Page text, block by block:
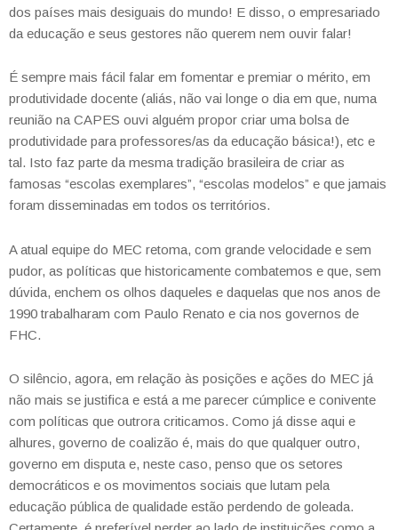
dos países mais desiguais do mundo! E disso, o empresariado
da educação e seus gestores não querem nem ouvir falar!
É sempre mais fácil falar em fomentar e premiar o mérito, em
produtividade docente (aliás, não vai longe o dia em que, numa
reunião na CAPES ouvi alguém propor criar uma bolsa de
produtividade para professores/as da educação básica!), etc e
tal. Isto faz parte da mesma tradição brasileira de criar as
famosas “escolas exemplares”, “escolas modelos” e que jamais
foram disseminadas em todos os territórios.
A atual equipe do MEC retoma, com grande velocidade e sem
pudor, as políticas que historicamente combatemos e que, sem
dúvida, enchem os olhos daqueles e daquelas que nos anos de
1990 trabalharam com Paulo Renato e cia nos governos de
FHC.
O silêncio, agora, em relação às posições e ações do MEC já
não mais se justifica e está a me parecer cúmplice e conivente
com políticas que outrora criticamos. Como já disse aqui e
alhures, governo de coalizão é, mais do que qualquer outro,
governo em disputa e, neste caso, penso que os setores
democráticos e os movimentos sociais que lutam pela
educação pública de qualidade estão perdendo de goleada.